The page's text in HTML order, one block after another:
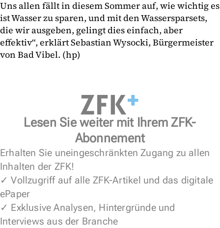
Uns allen fällt in diesem Sommer auf, wie wichtig es
ist Wasser zu sparen, und mit den Wassersparsets,
die wir ausgeben, gelingt dies einfach, aber
effektiv“, erklärt Sebastian Wysocki, Bürgermeister
von Bad Vibel. (hp)
Lesen Sie weiter mit Ihrem ZFK-
Abonnement
Erhalten Sie uneingeschränkten Zugang zu allen
Inhalten der ZFK!
✓ Vollzugriff auf alle ZFK-Artikel und das digitale
ePaper
✓ Exklusive Analysen, Hintergründe und
Interviews aus der Branche